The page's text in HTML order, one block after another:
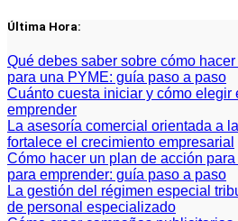
Saltar
contenido
Última Hora:
Qué debes saber sobre cómo
para una PYME: guía paso a paso
Cuánto cuesta iniciar y cómo elegir
emprender
La asesoría comercial orientada a
fortalece el crecimiento empresarial
Cómo hacer un plan de acción
para emprender: guía paso a paso
La gestión del régimen especial
de personal especializado